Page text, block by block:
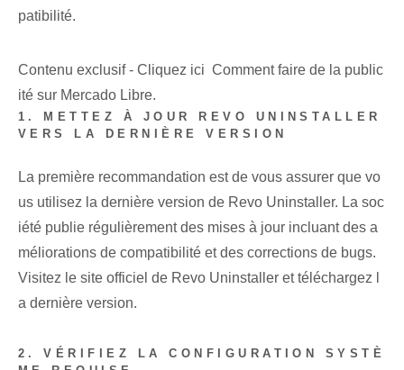
patibilité.
Contenu exclusif - Cliquez ici Comment faire de la public
ité sur Mercado Libre.
1. METTEZ À JOUR REVO UNINSTALLER
VERS LA DERNIÈRE VERSION
La première recommandation est de vous assurer que vo
us utilisez la dernière version de Revo Uninstaller. La soc
iété publie régulièrement des mises à jour incluant des a
méliorations de compatibilité et des corrections de bugs.
Visitez le site officiel de Revo Uninstaller et téléchargez l
a dernière version.
2. VÉRIFIEZ LA CONFIGURATION SYSTÈ